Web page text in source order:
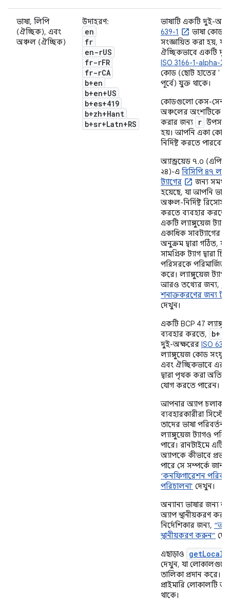
ভাষা, লিপি
(ঐচ্ছিক), এবং
অঞ্চল (ঐচ্ছিক)
উদাহরণ:
en
fr
en-rUS
fr-rFR
fr-rCA
b+en
b+en+US
b+es+419
b+zh+Hant
b+sr+Latn+RS
ভাষাটি একটি দুই-
639-1
ভাষা কোড
সংজ্ঞায়িত করা হয়,
ঐচ্ছিকভাবে একটি
ISO 3166-1-alpha-2
কোড (ছোট হাতের '
পূর্বে) যুক্ত থাকে।
কোডগুলো কেস-
অঞ্চলের অংশটিকে
করার জন্য
r
হয়। আপনি একা
নির্দিষ্ট করতে পারবেন
অ্যান্ড্রয়েড ৭.০
২৪)-এ বিসিপি ৪৭
ট্যাগের
জন্য
হয়েছে, যা আপনি
অঞ্চল-নির্দিষ্ট রিসোর্স
করতে ব্যবহার করতে
একটি ল্যাঙ্গুয়েজ ট্যাগ
একাধিক সাবট্যাগের
অনুক্রম দ্বারা গঠিত,
সামগ্রিক ট্যাগ দ্বারা
পরিসরকে পরিমার্জিত
করে। ল্যাঙ্গুয়েজ ট্যাগ
আরও তথ্যের জন্য,
শনাক্তকরণের জন্য
দেখুন।
একটি BCP 47
ব্যবহার করতে,
b+
দুই-অক্ষরের ISO
ল্যাঙ্গুয়েজ কোড
এবং ঐচ্ছিকভাবে এর
দ্বারা পৃথক করা
যোগ করতে পারেন।
আপনার অ্যাপ
ব্যবহারকারীরা
তাদের ভাষা
ল্যাঙ্গুয়েজ ট্যাগও
পারে। রানটাইমে এটি
অ্যাপকে কীভাবে
পারে সে সম্পর্কে
‘কনফিগারেশন
পরিচালনা’ দেখুন।
অন্যান্য ভাষার জন্য
অ্যাপ স্থানীয়করণ
নির্দেশিকার জন্য,
স্থানীয়করণ করুন”
এছাড়াও
দেখুন, যা লোকালগুলোর
তালিকা প্রদান করে।
প্রাইমারি লোকালটি
থাকে।